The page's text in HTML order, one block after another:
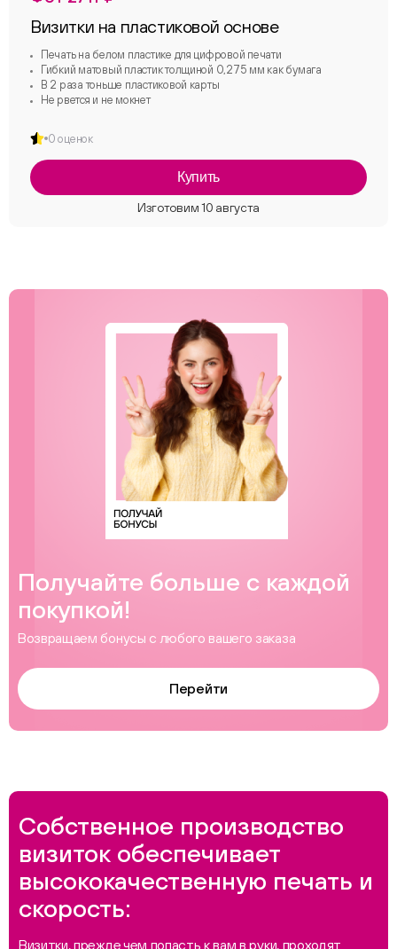
Визитки на пластиковой основе
Печать на белом пластике для цифровой печати
Гибкий матовый пластик толщиной 0,275 мм как бумага
В 2 раза тоньше пластиковой карты
Не рвется и не мокнет
0 оценок
Купить
Получайте больше с каждой
покупкой!
Возвращаем бонусы с любого вашего заказа
Перейти
Собственное производство
визиток обеспечивает
высококачественную печать и
скорость:
Визитки, прежде чем попасть к вам в руки, проходят